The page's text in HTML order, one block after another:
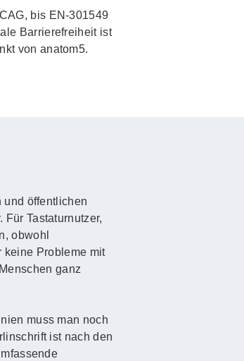
bis EN-301549
Barrierefreiheit ist
von anatom5.
und öffentlichen
Tastaturnutzer,
obwohl
keine Probleme mit
ganz
muss man noch
ist nach den